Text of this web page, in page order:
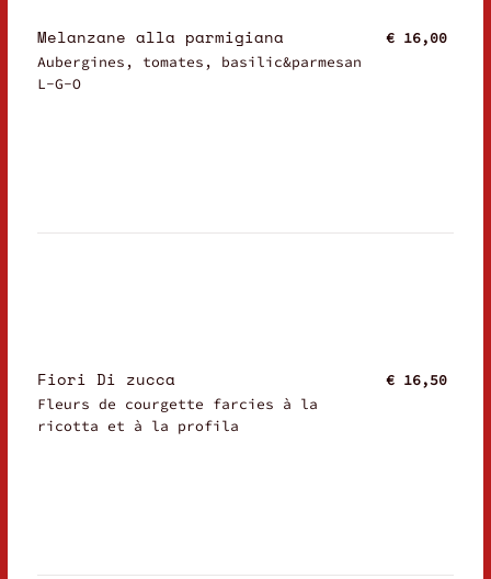
Melanzane alla parmigiana
Aubergines, tomates, basilic&parmesan
L-G-O
€ 16,00
Fiori Di zucca
Fleurs de courgette farcies à la
ricotta et à la profila
€ 16,50